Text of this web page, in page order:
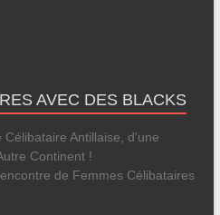
AVEC DES BLACKS
Antillaise, d'une
Continent !
de Femmes Célibataires